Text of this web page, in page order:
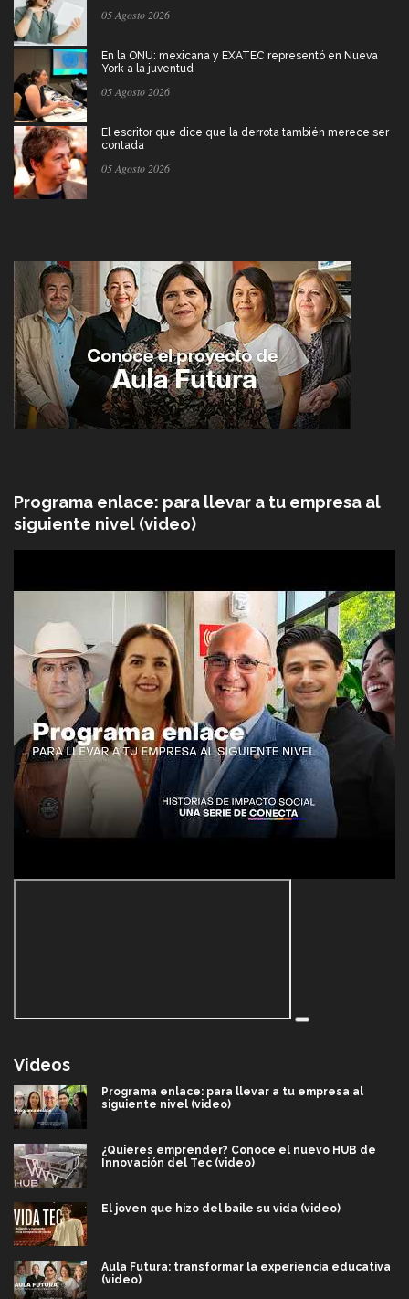
05 Agosto 2026
En la ONU: mexicana y EXATEC representó en Nueva
York a la juventud
05 Agosto 2026
El escritor que dice que la derrota también merece ser
contada
05 Agosto 2026
Programa enlace: para llevar a tu empresa al
siguiente nivel (video)
Videos
Programa enlace: para llevar a tu empresa al
siguiente nivel (video)
¿Quieres emprender? Conoce el nuevo HUB de
Innovación del Tec (video)
El joven que hizo del baile su vida (video)
Aula Futura: transformar la experiencia educativa
(video)